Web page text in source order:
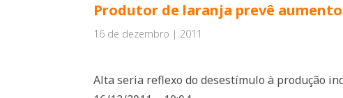
Produtor de laranja prevê
16 de dezembro | 2011
Alta seria reflexo do desestímulo à produção